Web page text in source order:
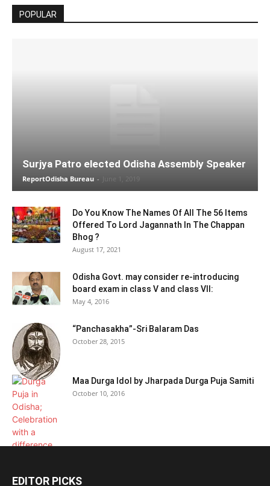
POPULAR
Surjya Patro elected Odisha Assembly Speaker
ReportOdisha Bureau - June 1, 2019
Do You Know The Names Of All The 56 Items
Offered To Lord Jagannath In The Chappan
Bhog ?
August 17, 2021
Odisha Govt. may consider re-introducing
board exam in class V and class VII:
May 4, 2016
“Panchasakha”-Sri Balaram Das
October 28, 2015
Maa Durga Idol by Jharpada Durga Puja Samiti
October 10, 2016
EDITOR PICKS